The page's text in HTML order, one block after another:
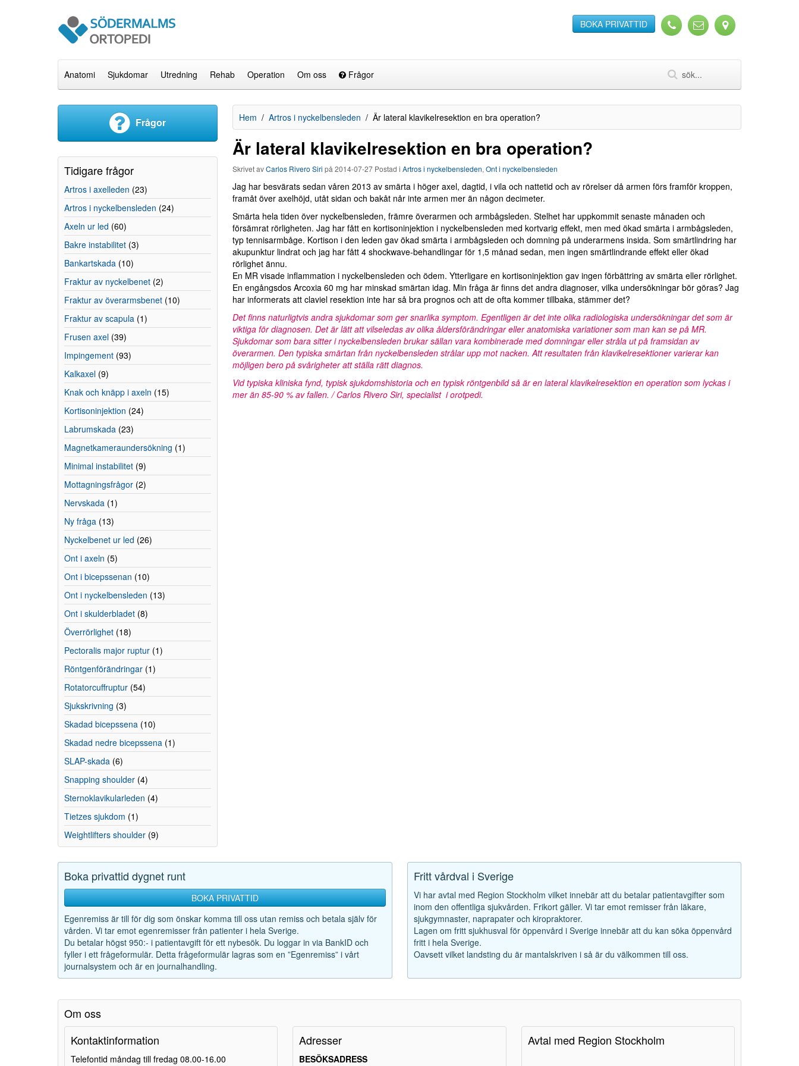
BOKA PRIVATTID
Anatomi Sjukdomar Utredning Rehab Operation Om oss Frågor
Hem Artros i nyckelbensleden Är lateral klavikelresektion en bra operation?
Är lateral klavikelresektion en bra operation?
Skrivet avCarlos Rivero Siri på 2014-07-27Postad i Artros i nyckelbensleden, Ont i nyckelbensleden
Jag har besvärats sedan våren 2013 av smärta i höger axel, dagtid, i vila och nattetid och av rörelser då armen förs framför kroppen,
framåt över axelhöjd, utåt sidan och bakåt når inte armen mer än någon decimeter.
Smärta hela tiden över nyckelbensleden, främre överarmen och armbågsleden. Stelhet har uppkommit senaste månaden och
försämrat rörligheten. Jag har fått en kortisoninjektion i nyckelbensleden med kortvarig effekt, men med ökad smärta i armbågsleden,
typ tennisarmbåge. Kortison i den leden gav ökad smärta i armbågsleden och domning på underarmens insida. Som smärtlindring har
akupunktur lindrat och jag har fått 4 shockwave-behandlingar för 1,5 månad sedan, men ingen smärtlindrande effekt eller ökad
rörlighet ännu.
En MR visade inflammation i nyckelbensleden och ödem. Ytterligare en kortisoninjektion gav ingen förbättring av smärta eller rörlighet.
En engångsdos Arcoxia 60 mg har minskad smärtan idag. Min fråga är finns det andra diagnoser, vilka undersökningar bör göras? Jag
har informerats att claviel resektion inte har så bra prognos och att de ofta kommer tillbaka, stämmer det?
Det finns naturligtvis andra sjukdomar som ger snarlika symptom. Egentligen är det inte olika radiologiska undersökningar det som är
viktiga för diagnosen. Det är lätt att vilseledas av olika åldersförändringar eller anatomiska variationer som man kan se på MR.
Sjukdomar som bara sitter i nyckelbensleden brukar sällan vara kombinerade med domningar eller stråla ut på framsidan av
överarmen. Den typiska smärtan från nyckelbensleden strålar upp mot nacken. Att resultaten från klavikelresektioner varierar kan
möjligen bero på svårigheter att ställa rätt diagnos.
Vid typiska kliniska fynd, typisk sjukdomshistoria och en typisk röntgenbild så är en lateral klavikelresektion en operation som lyckas i
mer än 85-90 % av fallen. / Carlos Rivero Siri, specialist i orotpedi.
Frågor
Tidigare frågor
Artros i axelleden (23)
Artros i nyckelbensleden (24)
Axeln ur led (60)
Bakre instabilitet (3)
Bankartskada (10)
Fraktur av nyckelbenet (2)
Fraktur av överarmsbenet (10)
Fraktur av scapula (1)
Frusen axel (39)
Impingement (93)
Kalkaxel (9)
Knak och knäpp i axeln (15)
Kortisoninjektion (24)
Labrumskada (23)
Magnetkameraundersökning (1)
Minimal instabilitet (9)
Mottagningsfrågor (2)
Nervskada (1)
Ny fråga (13)
Nyckelbenet ur led (26)
Ont i axeln (5)
Ont i bicepssenan (10)
Ont i nyckelbensleden (13)
Ont i skulderbladet (8)
Överrörlighet (18)
Pectoralis major ruptur (1)
Röntgenförändringar (1)
Rotatorcuffruptur (54)
Sjukskrivning (3)
Skadad bicepssena (10)
Skadad nedre bicepssena (1)
SLAP-skada (6)
Snapping shoulder (4)
Sternoklavikularleden (4)
Tietzes sjukdom (1)
Weightlifters shoulder (9)
Boka privattid dygnet runt
BOKA PRIVATTID
Egenremiss är till för dig som önskar komma till oss utan remiss och betala själv för
vården. Vi tar emot egenremisser från patienter i hela Sverige.
Du betalar högst 950:- i patientavgift för ett nybesök. Du loggar in via BankID och
fyller i ett frågeformulär. Detta frågeformulär lagras som en ”Egenremiss” i vårt
journalsystem och är en journalhandling.
Fritt vårdval i Sverige
Vi har avtal med Region Stockholm vilket innebär att du betalar patientavgifter som
inom den offentliga sjukvården. Frikort gäller. Vi tar emot remisser från läkare,
sjukgymnaster, naprapater och kiropraktorer.
Lagen om fritt sjukhusval för öppenvård i Sverige innebär att du kan söka öppenvård
fritt i hela Sverige.
Oavsett vilket landsting du är mantalskriven i så är du välkommen till oss.
Om oss
Kontaktinformation
Telefontid måndag till fredag 08.00-16.00
Adresser
BESÖKSADRESS
Avtal med Region Stockholm